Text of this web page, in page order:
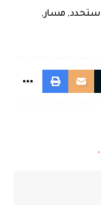
ستحدد, مسار,
*